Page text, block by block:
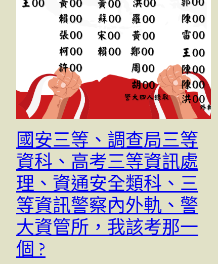
國安三等、調查局三等
資科、高考三等資訊處
理、資通安全類科、三
等資訊警察內外軌、警
大資管所，我該考那一
個 ?